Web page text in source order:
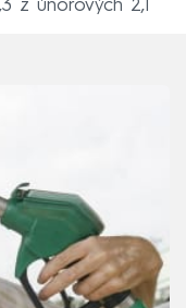
z únorových 2,1